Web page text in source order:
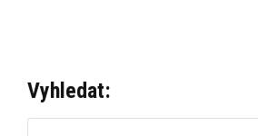
Vyhledat: